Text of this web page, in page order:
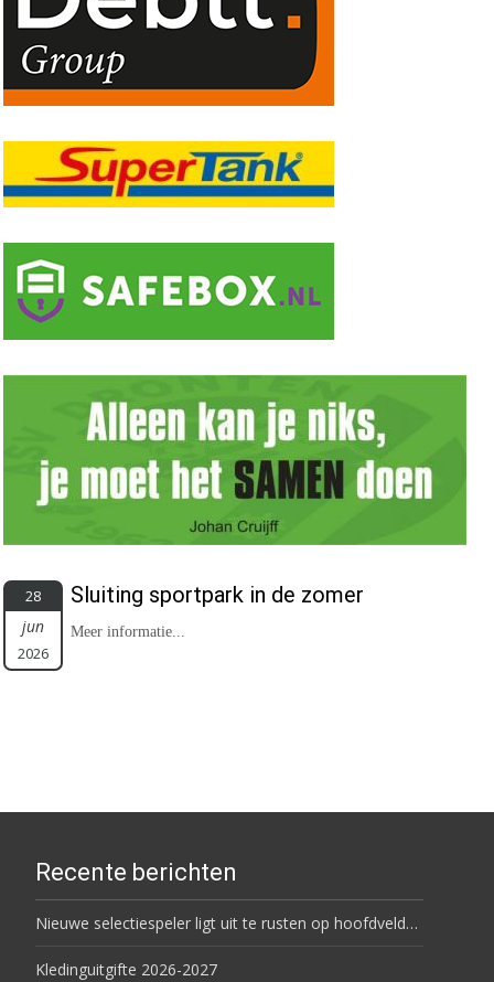
28
jun
2026
Sluiting sportpark in de zomer
Meer informatie...
Recente berichten
Nieuwe selectiespeler ligt uit te rusten op hoofdveld…
Kledinguitgifte 2026-2027